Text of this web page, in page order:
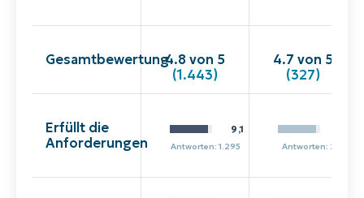
Gesamtbewertung4.8 von 5
(1.443)
4.7 von 5
(327)
Erfüllt die
Anforderungen
9,1
Antworten: 1.295 Antworten: 240